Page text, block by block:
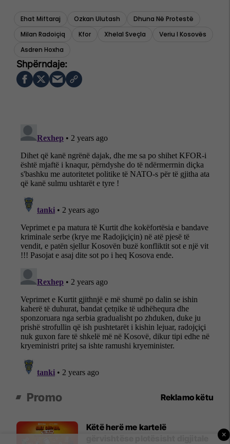
Ehat Miftaraj Ozkan Ulutash
Dhuna Në Protestë
Milan Radoiçiq
Kfor Xhelal Sveçla
Veriu I Kosovës
Asdren Hoxha
Promo Reklamo këtu
Këtë herë me kartelë
×